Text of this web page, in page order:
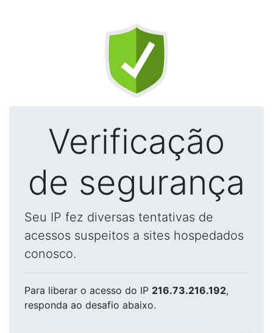
Verificação
de segurança
Seu IP fez diversas tentativas de
acessos suspeitos a sites hospedados
conosco.
Para liberar o acesso do IP 216.73.216.192,
responda ao desafio abaixo.